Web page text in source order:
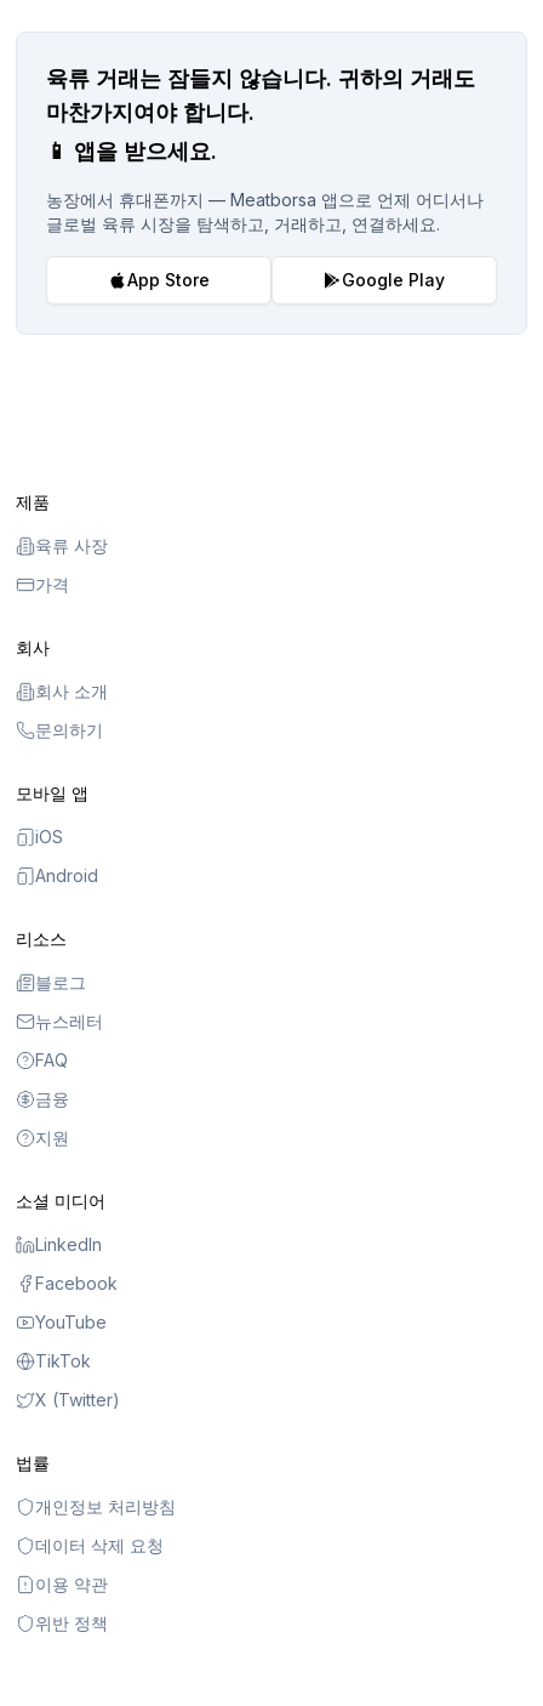
육류 거래는 잠들지 않습니다. 귀하의 거래도
마찬가지여야 합니다.
📱 앱을 받으세요.
농장에서 휴대폰까지 — Meatborsa 앱으로 언제 어디서나
글로벌 육류 시장을 탐색하고, 거래하고, 연결하세요.
App Store Google Play
제품
육류 사장
가격
회사
회사 소개
문의하기
모바일 앱
iOS
Android
리소스
블로그
뉴스레터
FAQ
금융
지원
소셜 미디어
LinkedIn
Facebook
YouTube
TikTok
X (Twitter)
법률
개인정보 처리방침
데이터 삭제 요청
이용 약관
위반 정책